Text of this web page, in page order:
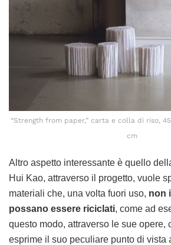
“Strength from paper,” carta e colla di riso,
cm
Altro aspetto interessante è quello
Hui Kao, attraverso il progetto, vuole
materiali che, una volta fuori uso, non
possano essere riciclati, come ad
questo modo, attraverso le sue opere,
esprime il suo peculiare punto di vista